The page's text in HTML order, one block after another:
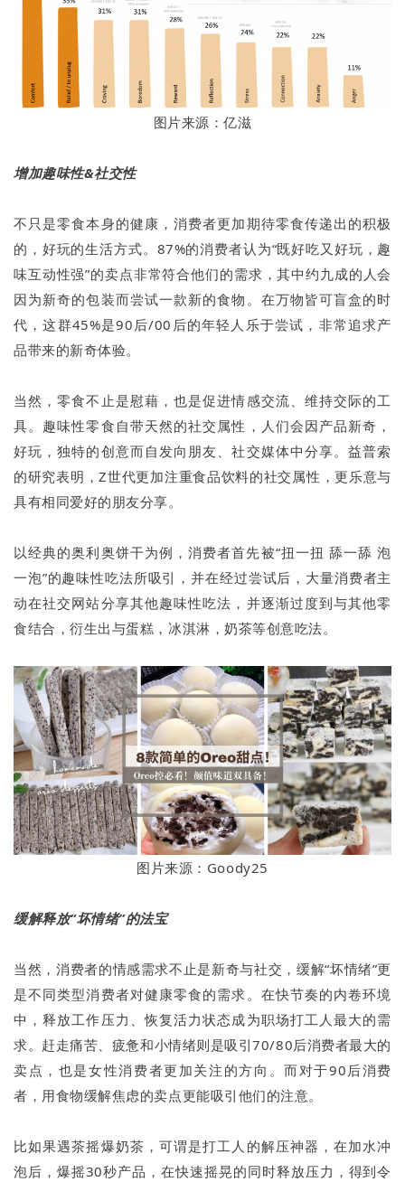
图片来源：亿滋
增加趣味性&社交性
不只是零食本身的健康，消费者更加期待零食传递出的积极
的，好玩的生活方式。87%的消费者认为“既好吃又好玩，趣
味互动性强”的卖点非常符合他们的需求，其中约九成的人会
因为新奇的包装而尝试一款新的食物。在万物皆可盲盒的时
代，这群45%是90后/00后的年轻人乐于尝试，非常追求产
品带来的新奇体验。
当然，零食不止是慰藉，也是促进情感交流、维持交际的工
具。趣味性零食自带天然的社交属性，人们会因产品新奇，
好玩，独特的创意而自发向朋友、社交媒体中分享。益普索
的研究表明，Z世代更加注重食品饮料的社交属性，更乐意与
具有相同爱好的朋友分享。
以经典的奥利奥饼干为例，消费者首先被“扭一扭 舔一舔 泡
一泡”的趣味性吃法所吸引，并在经过尝试后，大量消费者主
动在社交网站分享其他趣味性吃法，并逐渐过度到与其他零
食结合，衍生出与蛋糕，冰淇淋，奶茶等创意吃法。
图片来源：Goody25
缓解释放“坏情绪”的法宝
当然，消费者的情感需求不止是新奇与社交，缓解“坏情绪”更
是不同类型消费者对健康零食的需求。在快节奏的内卷环境
中，释放工作压力、恢复活力状态成为职场打工人最大的需
求。赶走痛苦、疲惫和小情绪则是吸引70/80后消费者最大的
卖点，也是女性消费者更加关注的方向。而对于90后消费
者，用食物缓解焦虑的卖点更能吸引他们的注意。
比如果遇茶摇爆奶茶，可谓是打工人的解压神器，在加水冲
泡后，爆摇30秒产品，在快速摇晃的同时释放压力，得到令